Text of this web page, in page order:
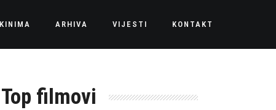
ARHIVA VIJESTI KONTAKT
Top filmovi